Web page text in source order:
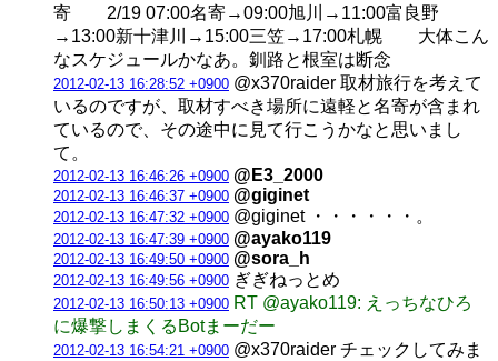
寄 2/19 07:00名寄→09:00旭川→11:00富良野
→13:00新十津川→15:00三笠→17:00札幌 大体こん
なスケジュールかなあ。釧路と根室は断念
2012-02-13 16:28:52 +0900 @x370raider 取材旅行を考えて
いるのですが、取材すべき場所に遠軽と名寄が含まれ
ているので、その途中に見て行こうかなと思いまし
て。
2012-02-13 16:46:26 +0900 @E3_2000
2012-02-13 16:46:37 +0900 @giginet
2012-02-13 16:47:32 +0900 @giginet ・・・・・・。
2012-02-13 16:47:39 +0900 @ayako119
2012-02-13 16:49:50 +0900 @sora_h
2012-02-13 16:49:56 +0900 ぎぎねっとめ
2012-02-13 16:50:13 +0900 RT @ayako119: えっちなひろ
に爆撃しまくるBotまーだー
2012-02-13 16:54:21 +0900 @x370raider チェックしてみま